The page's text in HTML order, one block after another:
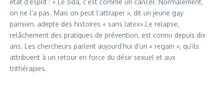
état d’esprit : « Le sida, c’est comme un cancer. Normalement,
on ne l’a pas. Mais on peut l’attraper », dit un jeune gay
parisien, adepte des histoires « sans latex».Le relapse,
relâchement des pratiques de prévention, est connu depuis dix
ans. Les chercheurs parlent aujourd’hui d’un « regain », qu’ils
attribuent à un retour en force du désir sexuel et aux
trithérapies.